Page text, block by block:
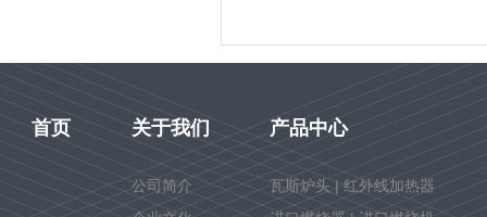
首页 关于我们
公司简介
产品中心
瓦斯炉头 | 红外线加热器